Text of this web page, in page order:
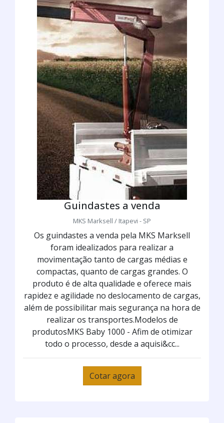
Guindastes a venda
MKS Marksell / Itapevi - SP
Os guindastes a venda pela MKS Marksell
foram idealizados para realizar a
movimentação tanto de cargas médias e
compactas, quanto de cargas grandes. O
produto é de alta qualidade e oferece mais
rapidez e agilidade no deslocamento de cargas,
além de possibilitar mais segurança na hora de
realizar os transportes.Modelos de
produtosMKS Baby 1000 - Afim de otimizar
todo o processo, desde a aquisi&cc...
Cotar agora